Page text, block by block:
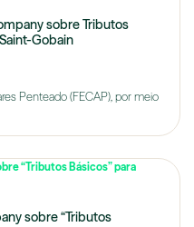
sobre Tributos
Gobain
Penteado (FECAP), por meio
sobre “Tributos